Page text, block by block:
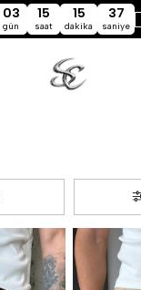
03
gün
15
saat
15
dakika
36
saniye